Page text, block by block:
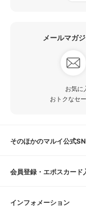
メールマガ
お気に
おトクなセ
そのほかのマルイ公式
会員登録・エポスカード
インフォメーション